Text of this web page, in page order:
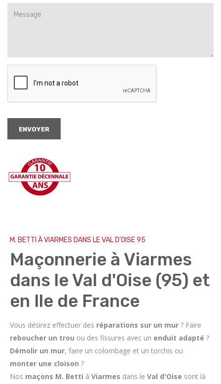
ENVOYER
M. BETTI À VIARMES DANS LE VAL D'OISE 95
Maçonnerie à Viarmes
dans le Val d'Oise (95) et
en Ile de France
Vous désirez effectuer des réparations sur un mur ? Faire
reboucher un trou ou des fissures avec un enduit adapté ?
Démolir un mur, faire un colombage et un torchis ou
monter une cloison ?
Nos maçons M. Betti à Viarmes dans le Val d'Oise sont là